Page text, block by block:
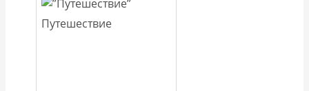
Путешествие